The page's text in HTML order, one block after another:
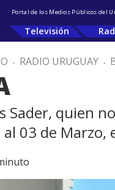
Portal de los Medios Públicos del
Televisión
. RADIO URUGUAY .
Sader, quien
03 de